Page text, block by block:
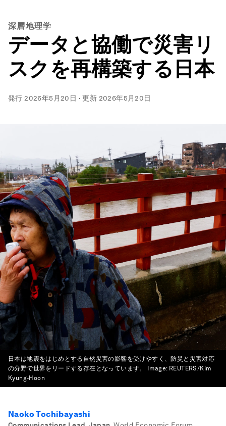
深層地理学
データと協働で災害リ
スクを再構築する日本
発行2026年5月20日 ·更新 2026年5月20日
日本は地震をはじめとする自然災害の影響を受けやすく、防災と災害対応
の分野で世界をリードする存在となっています。
Image: REUTERS/Kim
Kyung-Hoon
Naoko Tochibayashi